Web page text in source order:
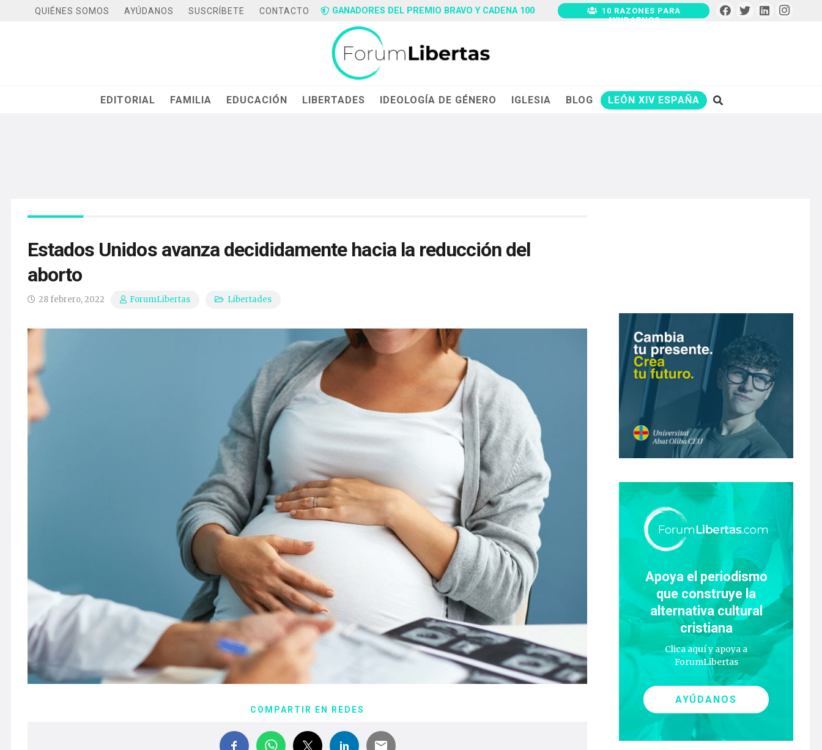
QUIÉNES SOMOS AYÚDANOS SUSCRÍBETE CONTACTO GANADORES DEL PREMIO BRAVO Y CADENA 100
10 RAZONES PARA
AYUDARNOS
EDITORIAL FAMILIA EDUCACIÓN LIBERTADES IDEOLOGÍA DE GÉNERO IGLESIA BLOG LEÓN XIV ESPAÑA
Estados Unidos avanza decididamente hacia la reducción del
aborto
28 febrero, 2022 ForumLibertas Libertades
COMPARTIR EN REDES
Apoya el periodismo
que construye la
alternativa cultural
cristiana
Clica aquí y apoya a
ForumLibertas
AYÚDANOS